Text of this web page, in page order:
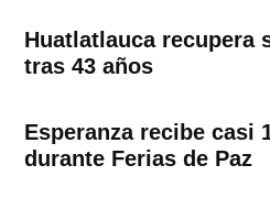
Huatlatlauca recupera
tras 43 años
Esperanza recibe casi
durante Ferias de Paz